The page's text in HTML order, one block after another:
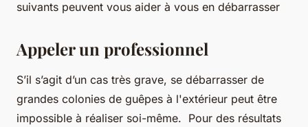
suivants peuvent vous aider à vous en débarrasser
Appeler un professionnel
S’il s’agit d’un cas très grave, se débarrasser de
grandes colonies de guêpes à l'extérieur peut être
impossible à réaliser soi-même. Pour des résultats